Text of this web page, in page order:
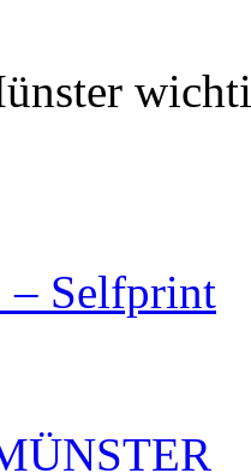
Selfprint